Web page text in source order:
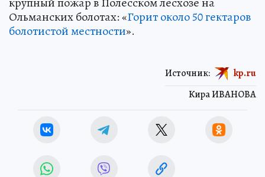
Ольманских болотах: «Горит около 50 гектаров
болотистой местности».
Кира ИВАНОВА
Источник: kp.ru